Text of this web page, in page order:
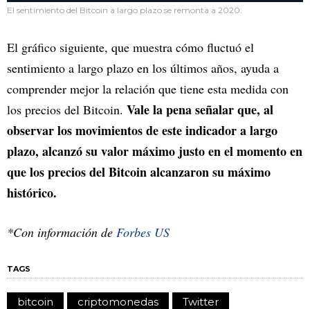
El sentimiento del Bitcoin a largo plazo se remonta a 2020.
El gráfico siguiente, que muestra cómo fluctuó el
sentimiento a largo plazo en los últimos años, ayuda a
comprender mejor la relación que tiene esta medida con
los precios del Bitcoin. Vale la pena señalar que, al
observar los movimientos de este indicador a largo
plazo, alcanzó su valor máximo justo en el momento en
que los precios del Bitcoin alcanzaron su máximo
histórico.
*Con información de Forbes US
TAGS
bitcoin criptomonedas Twitter